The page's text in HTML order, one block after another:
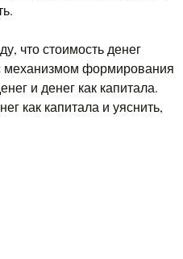
что стоимость денег
механизмом формирования
и денег как капитала.
как капитала и уяснить,